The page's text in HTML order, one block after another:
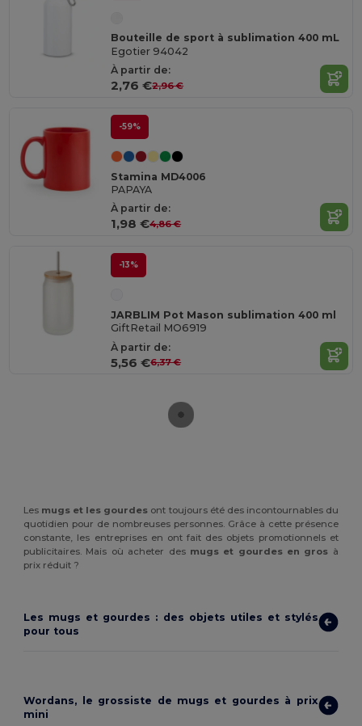
Bouteille de sport à sublimation 400 mL
Egotier 94042
À partir de:
2,76 €2,96 €
-59%
Stamina MD4006
PAPAYA
À partir de:
1,98 €4,86 €
-13%
JARBLIM Pot Mason sublimation 400 ml
GiftRetail MO6919
À partir de:
5,56 €6,37 €
Les mugs et les gourdes ont toujours été des incontournables du
quotidien pour de nombreuses personnes. Grâce à cette présence
constante, les entreprises en ont fait des objets promotionnels et
publicitaires. Mais où acheter desmugs et gourdes en gros à
prix réduit ?
Les mugs et gourdes : des objets utiles et stylés
pour tous
Wordans, le grossiste de mugs et gourdes à prix
mini